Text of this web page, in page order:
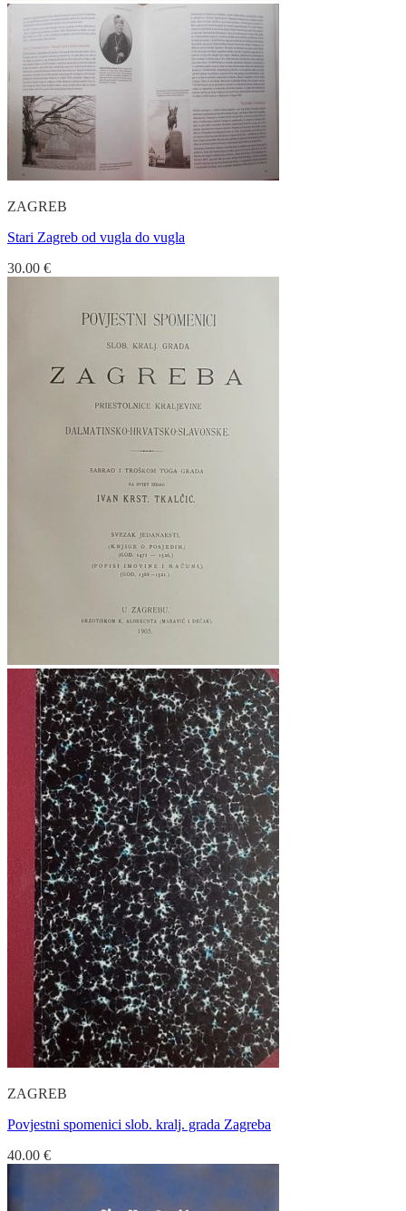
ZAGREB
Stari Zagreb od vugla do vugla
30.00 €
ZAGREB
Povjestni spomenici slob. kralj. grada Zagreba
40.00 €